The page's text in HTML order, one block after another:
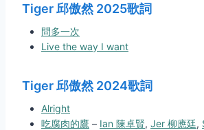
Tiger 邱傲然 2025歌詞
問多一次
Live the way I want
Tiger 邱傲然 2024歌詞
Alright
吃腐肉的鷹 – Ian 陳卓賢, Jer 柳應廷,